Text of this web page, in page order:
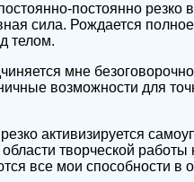
постоянно резко
сила. Рождается
телом.
мне
возможности для
активизируется
творческой работы
все мои способности в